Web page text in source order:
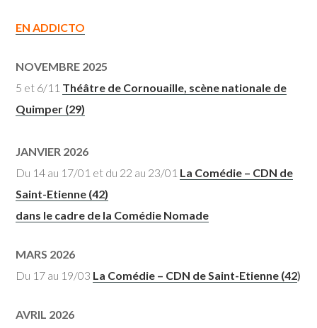
EN ADDICTO
NOVEMBRE 2025
5 et 6/11 Théâtre de Cornouaille, scène nationale de
Quimper (29)
JANVIER 2026
Du 14 au 17/01 et du 22 au 23/01 La Comédie – CDN de
Saint-Etienne (42)
dans le cadre de la Comédie Nomade
MARS 2026
Du 17 au 19/03 La Comédie – CDN de Saint-Etienne (42)
AVRIL 2026